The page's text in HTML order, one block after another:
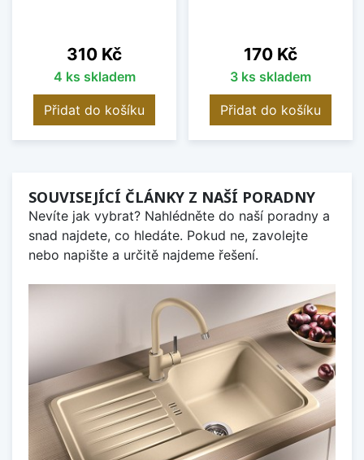
Cena
310 Kč
4 ks skladem
Přidat do košíku
Cena
170 Kč
3 ks skladem
Přidat do košíku
SOUVISEJÍCÍ ČLÁNKY Z NAŠÍ PORADNY
Nevíte jak vybrat? Nahlédněte do naší poradny a
snad najdete, co hledáte. Pokud ne, zavolejte
nebo napište a určitě najdeme řešení.